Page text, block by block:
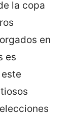
la copa
en
es